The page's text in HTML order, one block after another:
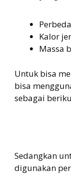
Kalor
Massa
Untuk bisa
bisa
sebagai
Sedangkan
digunakan